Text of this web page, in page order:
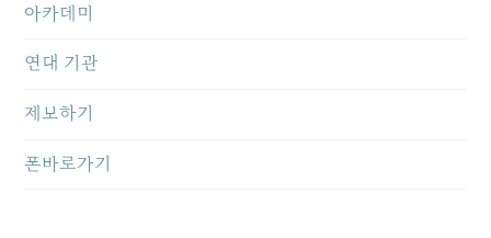
아카데미
연대 기관
제보하기
폰바로가기